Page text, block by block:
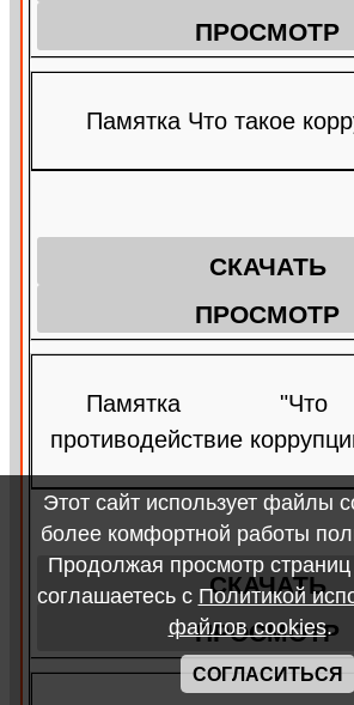
ПРОСМОТР
Памятка Что такое
СКАЧАТЬ
ПРОСМОТР
Памятка
противодействие
СКАЧАТЬ
ПРОСМОТР
Этот сайт использует файлы
более комфортной работы
Продолжая просмотр
соглашаетесь с Политикой
файлов cookies.
СОГЛАСИТЬСЯ